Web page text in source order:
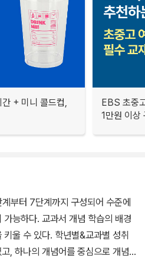
+ 미니 콜드컵,
EBS 초중
1만원 이상
부터 7단계까지 구성되어 수준에
능하다. 교과서 개념 학습의 배경
울 수 있다. 학년별&교과별 성취
, 하나의 개념어를 중심으로 개념을